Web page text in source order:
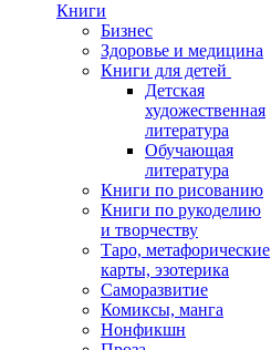
Книги
Бизнес
Здоровье и медицина
Книги для детей
Детская
художественная
литература
Обучающая
литература
Книги по рисованию
Книги по рукоделию
и творчеству
Таро, метафорические
карты, эзотерика
Саморазвитие
Комиксы, манга
Нонфикшн